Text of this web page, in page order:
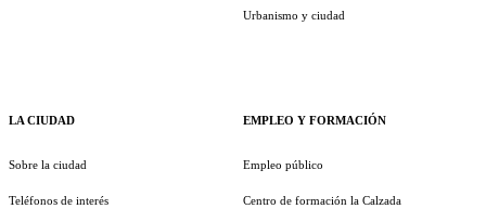
LA CIUDAD
Sobre la ciudad
Teléfonos de interés
Urbanismo y ciudad
EMPLEO Y FORMACIÓN
Empleo público
Centro de formación la Calzada